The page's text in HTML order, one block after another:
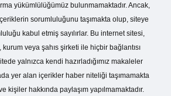
yükümlülüğümüz bulunmamaktadır. Ancak,
sorumluluğunu taşımakta olup, siteye
kabul etmiş sayılırlar. Bu internet sitesi,
veya şahıs şirketi ile hiçbir bağlantısı
yalnızca kendi hazırladığımız makaleler
yer alan içerikler haber niteliği taşımamakta
kişiler hakkında paylaşım yapılmamaktadır.